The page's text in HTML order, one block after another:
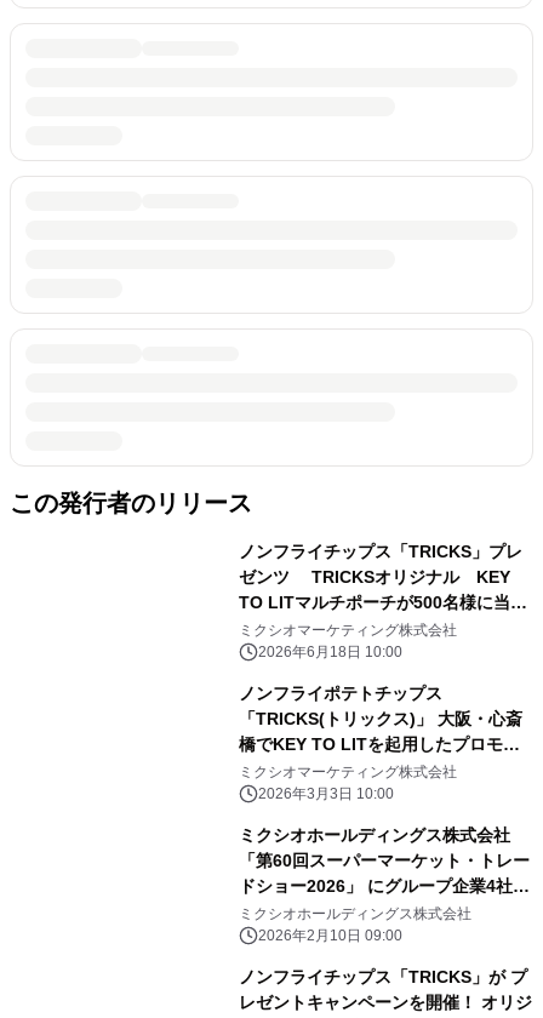
この発行者のリリース
ノンフライチップス「TRICKS」プレ
ゼンツ TRICKSオリジナル KEY
TO LITマルチポーチが500名様に当た
る 「Let's トリックス キャンペーン」
7月1日スタート!
ミクシオマーケティング株式会社
2026年6月18日 10:00
ノンフライポテトチップス
「TRICKS(トリックス)」 大阪・心斎
橋でKEY TO LITを起用したプロモー
ションを実施 3月17日からフラッグ掲
示や限定セット販売など
ミクシオマーケティング株式会社
2026年3月3日 10:00
ミクシオホールディングス株式会社
「第60回スーパーマーケット・トレー
ドショー2026」 にグループ企業4社で
大規模出展
ミクシオホールディングス株式会社
2026年2月10日 09:00
ノンフライチップス「TRICKS」が プ
レゼントキャンペーンを開催！ オリジ